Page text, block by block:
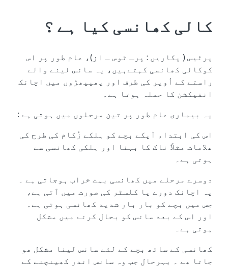
کالی کھانسی کیا ہے ؟
پرٹیس ( پکاریں : پرـ ٹوس ـ از)، عام طور پر اس
کوکالی کھانسی کہتےہیں، یہ سانس لینے والے
راستے کے اُوپر کی طرف اور پھیپھڑوں میں اچانک
انفیکشن کا حملہ ہوتا ہے۔
یہ بیماری عام طور پر تین مرحلوں میں ہوتی ہے :
اس کی ابتداء آپکے بچے کو ہلکے زُکام کی طرح کی
علامات مثلاً ناک کا بہنا اور ہلکی کھانسی سے
ہوتی ہے۔
دوسرے مرحلے میں کھانسی بہت خراب ہوجاتی ہے ۔
یہ اچانک دورے یا کلسٹر کی صورت میں آتی ہے،
جس میں بچے کو بار بار شدید کھانسی ہوتی ہے۔
اور اس کے بعد سانس کو بحال کرنے میں مشکل
ہوتی ہے۔
کھانسی کے ساتھ بچے کے لئے سانس لینا مشکل ھو
جاتا ھے ۔ بہرحال جب وہ سانس اندر کھینچنے کے